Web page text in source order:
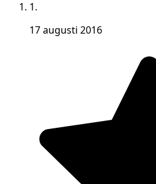
1.
17 augusti 2016